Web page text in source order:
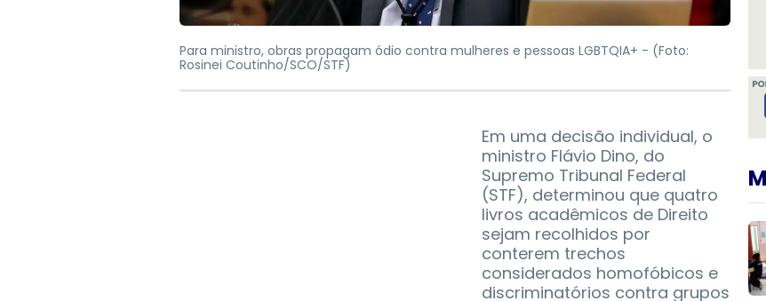
Para ministro, obras propagam ódio contra mulheres e pessoas LGBTQIA+ - (Foto:
Rosinei Coutinho/SCO/STF)
Em uma decisão individual, o
ministro Flávio Dino, do
Supremo Tribunal Federal
(STF), determinou que quatro
livros acadêmicos de Direito
sejam recolhidos por
conterem trechos
considerados homofóbicos e
discriminatórios contra grupos